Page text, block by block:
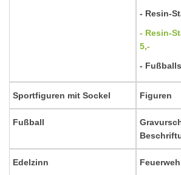
Resin-
Resin-
5,-
Sportfiguren mit Sockel Figuren
Fußball
Edelzinn